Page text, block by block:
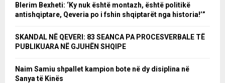
Blerim Bexheti: ‘Ky nuk është montazh, është politikë
antishqiptare, Qeveria po i fshin shqiptarët nga historia!’”
SKANDAL NË QEVERI: 83 SEANCA PA PROCESVERBALE TË
PUBLIKUARA NË GJUHËN SHQIPE
Naim Samiu shpallet kampion bote në dy disiplina në
Sanya të Kinës